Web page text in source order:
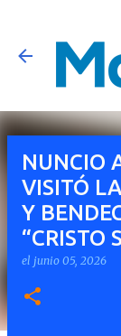
NUNCIO
VISITÓ
Y
“CRISTO
el junio 05, 2026